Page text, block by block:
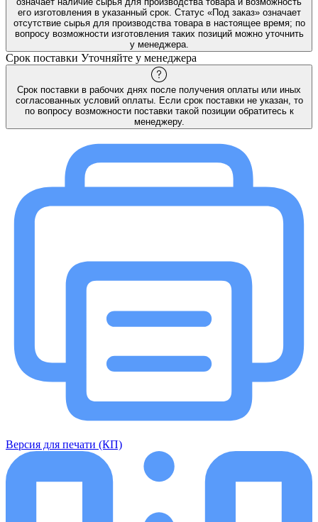
его изготовления в указанный срок. Статус «Под заказ» означает
отсутствие сырья для производства товара в настоящее время; по
вопросу возможности изготовления таких позиций можно уточнить
у менеджера.
Срок поставки Уточняйте у менеджера
Срок поставки в рабочих днях после получения оплаты или иных
согласованных условий оплаты. Если срок поставки не указан, то
по вопросу возможности поставки такой позиции обратитесь к
менеджеру.
Версия для печати (КП)